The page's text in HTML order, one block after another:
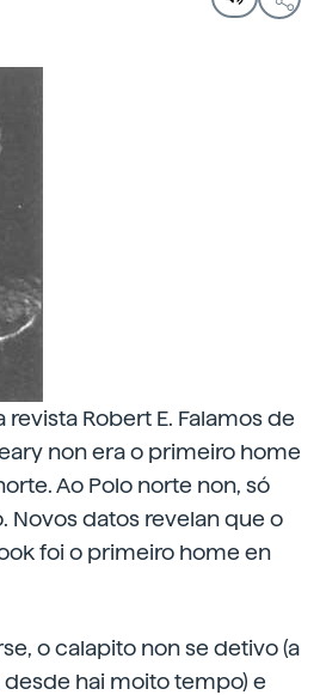
revista Robert E. Falamos de
non era o primeiro home
Ao Polo norte non, só
Novos datos revelan que o
foi o primeiro home en
o calapito non se detivo (a
hai moito tempo) e